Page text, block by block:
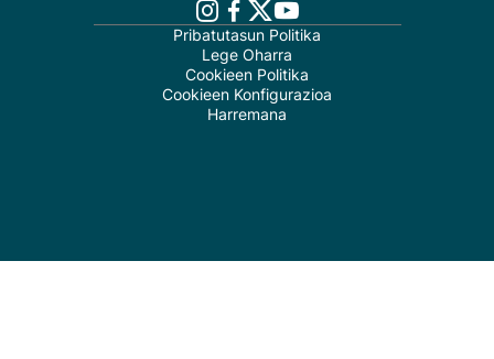
Pribatutasun Politika
Lege Oharra
Cookieen Politika
Cookieen Konfigurazioa
Harremana